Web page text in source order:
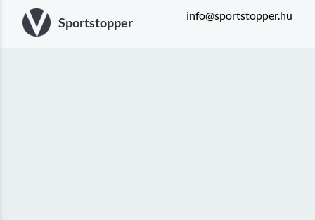
Sportstopper info@sportstopper.hu